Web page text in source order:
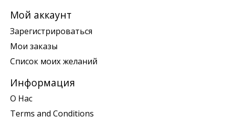
Мой аккаунт
Зарегистрироваться
Мои заказы
Список моих желаний
Информация
О Нас
Terms and Conditions